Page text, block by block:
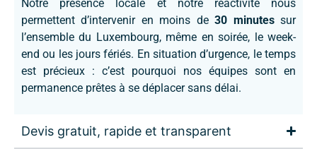
Notre présence locale et notre réactivité nous
permettent d’intervenir en moins de30 minutessur
l’ensemble du Luxembourg, même en soirée, le week-
end ou les jours fériés. En situation d’urgence, le temps
est précieux : c’est pourquoi nos équipes sont en
permanence prêtes à se déplacer sans délai.
Devis gratuit, rapide et transparent